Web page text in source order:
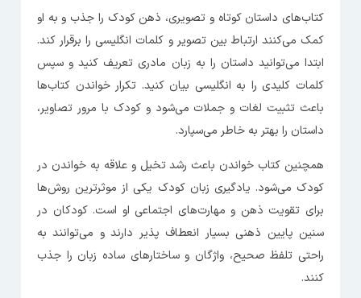
کتاب‌های داستان کوتاه و تصویری، ذهن کودک را جذب و به او
کمک می‌کنند ارتباط بین تصویر و کلمات انگلیسی را برقرار کند.
ابتدا می‌توانید داستان را به زبان مادری تعریف کنید و سپس
کلمات کلیدی را به انگلیسی بیان کنید. تکرار خواندن کتاب‌ها
باعث تثبیت لغات و جملات می‌شود و کودک با مرور تصاویر،
داستان را بهتر به خاطر می‌سپارد.
همچنین کتاب خواندن باعث رشد تخیل و علاقه به خواندن در
کودک می‌شود. یادگیری زبان کودک یکی از موثرترین روش‌ها
برای تقویت ذهن و مهارت‌های اجتماعی او است. کودکان در
سنین پایین ذهنی بسیار انعطاف پذیر دارند و می‌توانند به
راحتی تلفظ صحیح، واژگان و ساختارهای ساده زبان را جذب
کنند.